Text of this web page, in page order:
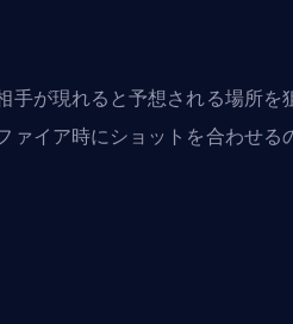
手が現れると予想される場所を
ァイア時にショットを合わせる